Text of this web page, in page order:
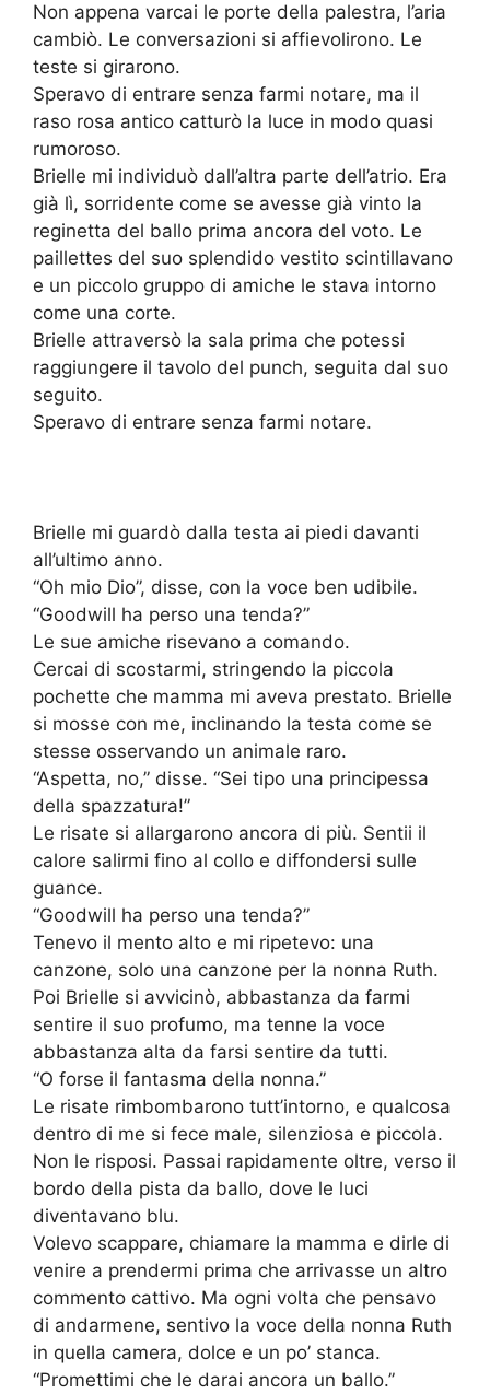
Non appena varcai le porte della palestra, l’aria
cambiò. Le conversazioni si affievolirono. Le
teste si girarono.
Speravo di entrare senza farmi notare, ma il
raso rosa antico catturò la luce in modo quasi
rumoroso.
Brielle mi individuò dall’altra parte dell’atrio. Era
già lì, sorridente come se avesse già vinto la
reginetta del ballo prima ancora del voto. Le
paillettes del suo splendido vestito scintillavano
e un piccolo gruppo di amiche le stava intorno
come una corte.
Brielle attraversò la sala prima che potessi
raggiungere il tavolo del punch, seguita dal suo
seguito.
Speravo di entrare senza farmi notare.
Brielle mi guardò dalla testa ai piedi davanti
all’ultimo anno.
“Oh mio Dio”, disse, con la voce ben udibile.
“Goodwill ha perso una tenda?”
Le sue amiche risevano a comando.
Cercai di scostarmi, stringendo la piccola
pochette che mamma mi aveva prestato. Brielle
si mosse con me, inclinando la testa come se
stesse osservando un animale raro.
“Aspetta, no,” disse. “Sei tipo una principessa
della spazzatura!”
Le risate si allargarono ancora di più. Sentii il
calore salirmi fino al collo e diffondersi sulle
guance.
“Goodwill ha perso una tenda?”
Tenevo il mento alto e mi ripetevo: una
canzone, solo una canzone per la nonna Ruth.
Poi Brielle si avvicinò, abbastanza da farmi
sentire il suo profumo, ma tenne la voce
abbastanza alta da farsi sentire da tutti.
“O forse il fantasma della nonna.”
Le risate rimbombarono tutt’intorno, e qualcosa
dentro di me si fece male, silenziosa e piccola.
Non le risposi. Passai rapidamente oltre, verso il
bordo della pista da ballo, dove le luci
diventavano blu.
Volevo scappare, chiamare la mamma e dirle di
venire a prendermi prima che arrivasse un altro
commento cattivo. Ma ogni volta che pensavo
di andarmene, sentivo la voce della nonna Ruth
in quella camera, dolce e un po’ stanca.
“Promettimi che le darai ancora un ballo.”